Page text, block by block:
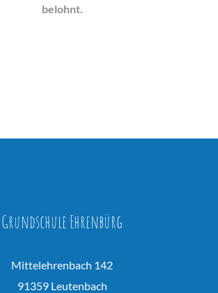
belohnt.
Grundschule Ehrenbürg
Mittelehrenbach 142
91359 Leutenbach